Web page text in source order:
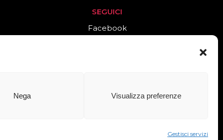
Gestisci servizi
Nega Visualizza preferenze
SEGUICI
Facebook